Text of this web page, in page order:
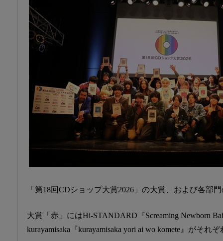
「第18回CDショップ大賞2026」の大賞、および各部
大賞「赤」にはHi-STANDARD『Screaming Newborn
kurayamisaka『kurayamisaka yori ai wo komete』がそれ